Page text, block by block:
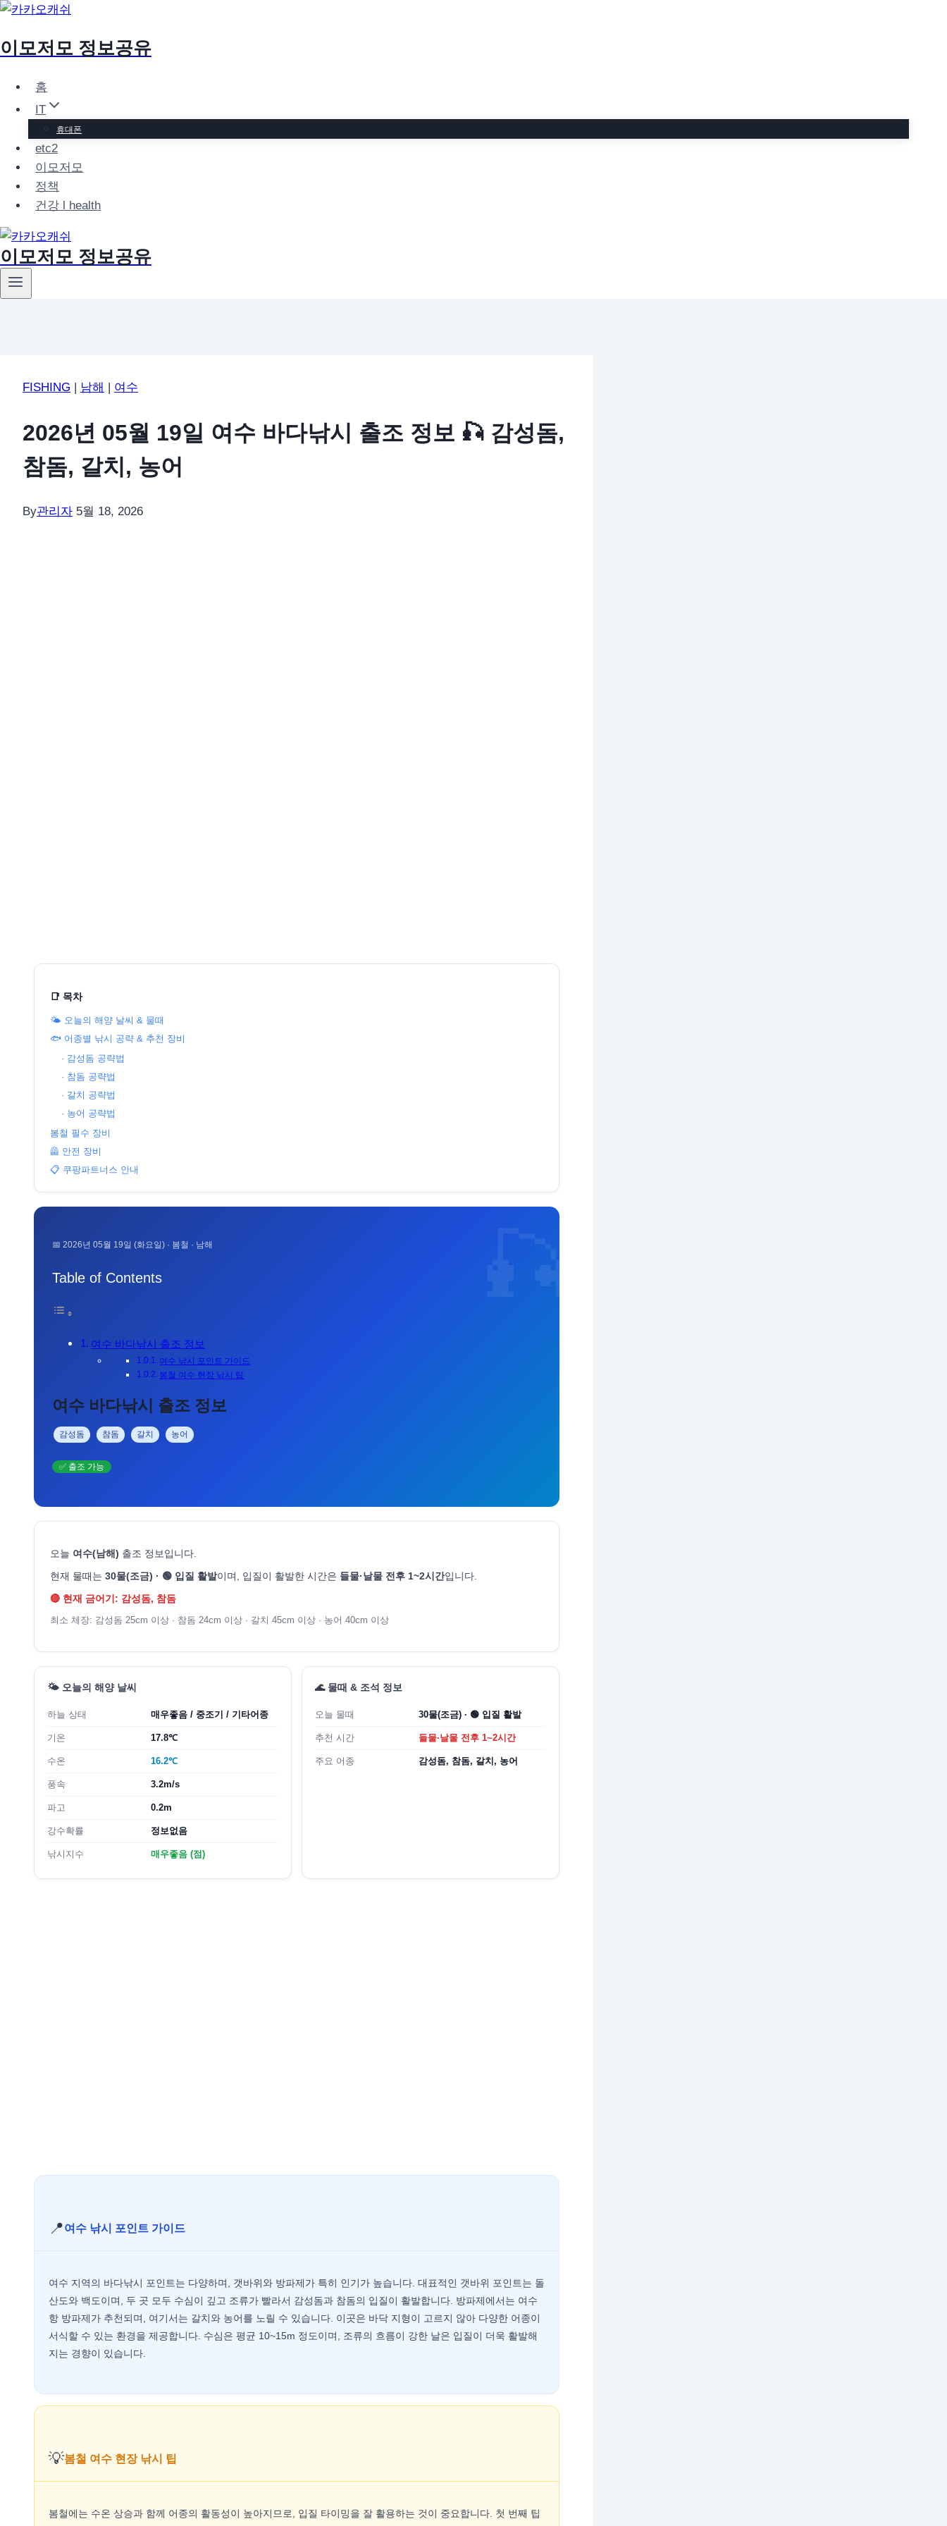
Skip
content
이모저모 정보공유
홈
IT
휴대폰
etc2
이모저모
정책
건강 l health
이모저모 정보공유
FISHING 남해 여수
2026년 05월 19일 여수 바다낚시 출조 정보 🎣 감성돔,
참돔, 갈치, 농어
By관리자 5월 18, 2026
📑 목차
🌤️ 오늘의 해양 날씨 & 물때
🐟 어종별 낚시 공략 & 추천 장비
· 감성돔 공략법
· 참돔 공략법
· 갈치 공략법
· 농어 공략법
봄철 필수 장비
🦺 안전 장비
📋 쿠팡파트너스 안내
🎣
📅 2026년 05월 19일 (화요일) · 봄철 · 남해
Table of Contents
여수 바다낚시 출조 정보
여수 낚시 포인트 가이드
봄철 여수 현장 낚시 팁
여수 바다낚시 출조 정보
감성돔 참돔 갈치 농어
✅ 출조 가능
오늘 여수(남해) 출조 정보입니다.
현재 물때는 30물(조금) · 🟢 입질 활발이며, 입질이 활발한 시간은 들물·날물 전후 1~2시간입니다.
🔴 현재 금어기: 감성돔, 참돔
최소 체장: 감성돔 25cm 이상 · 참돔 24cm 이상 · 갈치 45cm 이상 · 농어 40cm 이상
🌤️ 오늘의 해양 날씨
하늘 상태 매우좋음 / 중조기 / 기타어종
기온 17.8℃
수온 16.2℃
풍속 3.2m/s
파고 0.2m
강수확률 정보없음
낚시지수 매우좋음 (점)
🌊 물때 & 조석 정보
오늘 물때 30물(조금) · 🟢 입질 활발
추천 시간 들물·날물 전후 1~2시간
주요 어종 감성돔, 참돔, 갈치, 농어
📍여수 낚시 포인트 가이드
여수 지역의 바다낚시 포인트는 다양하며, 갯바위와 방파제가 특히 인기가 높습니다. 대표적인 갯바위 포인트는 돌
산도와 백도이며, 두 곳 모두 수심이 깊고 조류가 빨라서 감성돔과 참돔의 입질이 활발합니다. 방파제에서는 여수
항 방파제가 추천되며, 여기서는 갈치와 농어를 노릴 수 있습니다. 이곳은 바닥 지형이 고르지 않아 다양한 어종이
서식할 수 있는 환경을 제공합니다. 수심은 평균 10~15m 정도이며, 조류의 흐름이 강한 날은 입질이 더욱 활발해
지는 경향이 있습니다.
💡봄철 여수 현장 낚시 팁
봄철에는 수온 상승과 함께 어종의 활동성이 높아지므로, 입질 타이밍을 잘 활용하는 것이 중요합니다. 첫 번째 팁